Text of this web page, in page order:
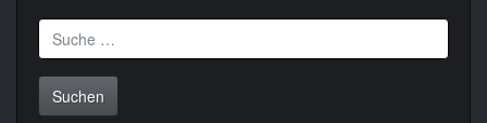
Suche
nach: